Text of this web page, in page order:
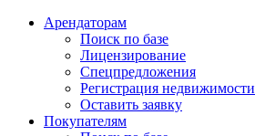
Арендаторам
Поиск по базе
Лицензирование
Спецпредложения
Регистрация недвижимости
Оставить заявку
Покупателям